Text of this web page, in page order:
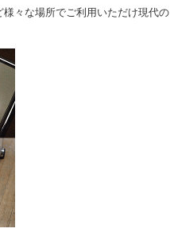
々な場所でご利用いただけ現代の